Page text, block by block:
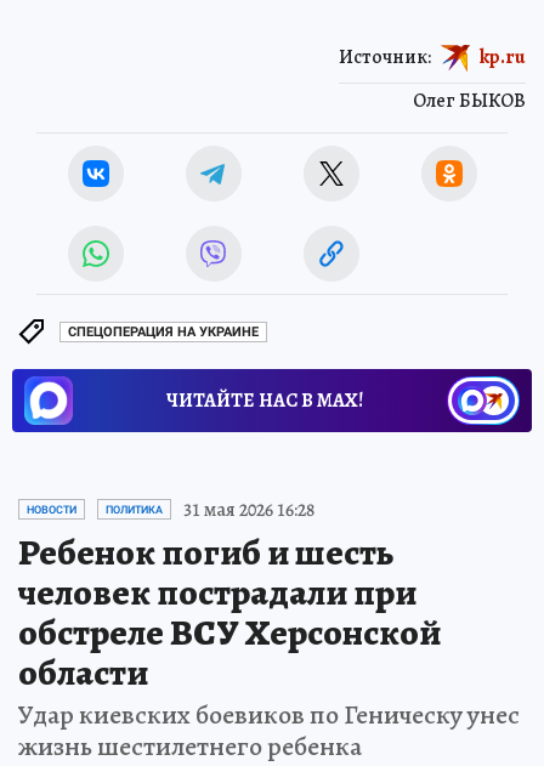
Олег БЫКОВ
Источник: kp.ru
СПЕЦОПЕРАЦИЯ НА УКРАИНЕ
ЧИТАЙТЕ НАС В МАХ!
НОВОСТИ ПОЛИТИКА 31 мая 2026 16:28
Ребенок погиб и шесть
человек пострадали при
обстреле ВСУ Херсонской
области
Удар киевских боевиков по Геническу унес
жизнь шестилетнего ребенка